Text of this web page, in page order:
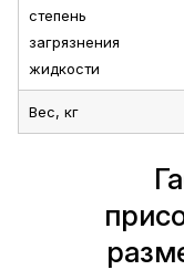
степень
загрязнения
жидкости
Вес, кг